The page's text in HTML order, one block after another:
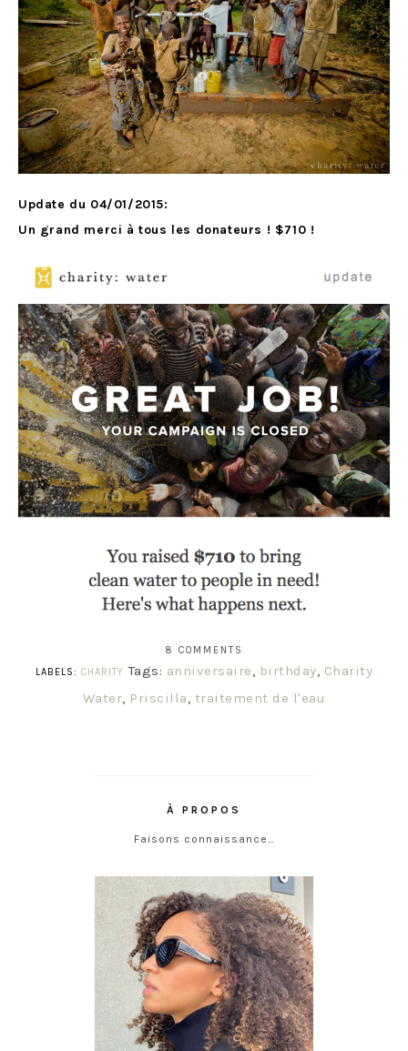
Update du 04/01/2015:
Un grand merci à tous les donateurs ! $710 !
8 COMMENTS
LABELS: CHARITY Tags: anniversaire birthday Charity
Water Priscilla traitement de l'eau
À PROPOS
Faisons connaissance…